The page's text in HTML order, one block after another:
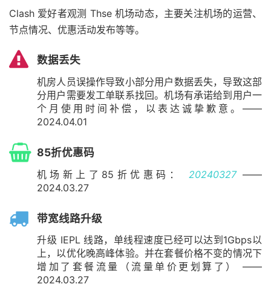
Clash 爱好者观测 Thse 机场动态，主要关注机场的运营、
节点情况、优惠活动发布等等。
数据丢失
机房人员误操作导致小部分用户数据丢失，导致这部
分用户需要发工单联系找回。机场有承诺给到用户一
个月使用时间补偿，以表达诚挚歉意。——
2024.04.01
85折优惠码
机场新上了85折优惠码： 20240327——
2024.03.27
带宽线路升级
升级 IEPL 线路，单线程速度已经可以达到1Gbps以
上，以优化晚高峰体验。并在套餐价格不变的情况下
增加了套餐流量（流量单价更划算了） ——
2024.03.27